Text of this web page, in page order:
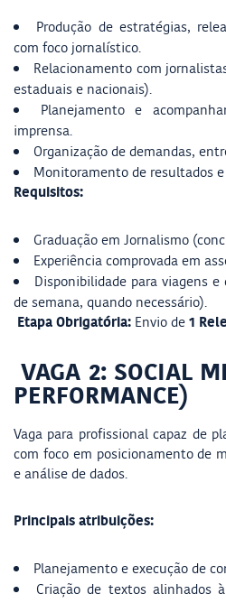
Produção de estratégias,
com foco jornalístico.
Relacionamento com
estaduais e nacionais).
Planejamento e
imprensa.
Organização de demandas,
Monitoramento de resultados
Requisitos:
Graduação em Jornalismo
Experiência comprovada em
Disponibilidade para viagens
de semana, quando necessário).
Etapa Obrigatória: Envio de1
VAGA 2: SOCIAL
PERFORMANCE)
Vaga para profissional capaz de
com foco em posicionamento de
e análise de dados.
Principais atribuições:
Planejamento e execução de
Criação de textos alinhados